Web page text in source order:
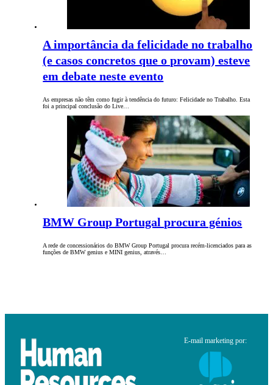
A importância da felicidade no trabalho
(e casos concretos que o provam) esteve
em debate neste evento
As empresas não têm como fugir à tendência do futuro: Felicidade no Trabalho. Esta
foi a principal conclusão do Live…
BMW Group Portugal procura génios
A rede de concessionários do BMW Group Portugal procura recém-licenciados para as
funções de BMW genius e MINI genius, através…
E-mail marketing por: